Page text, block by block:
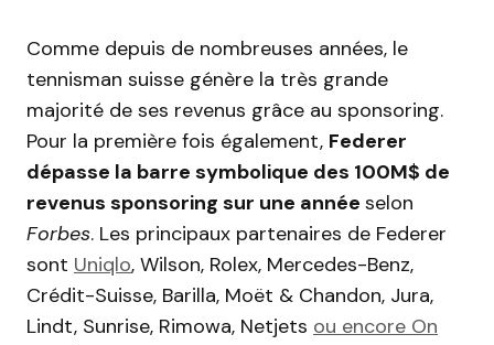
Comme depuis de nombreuses années, le
tennisman suisse génère la très grande
majorité de ses revenus grâce au sponsoring.
Pour la première fois également, Federer
dépasse la barre symbolique des 100M$ de
revenus sponsoring sur une année selon
Forbes. Les principaux partenaires de Federer
sont Uniqlo, Wilson, Rolex, Mercedes-Benz,
Crédit-Suisse, Barilla, Moët & Chandon, Jura,
Lindt, Sunrise, Rimowa, Netjets ou encore On